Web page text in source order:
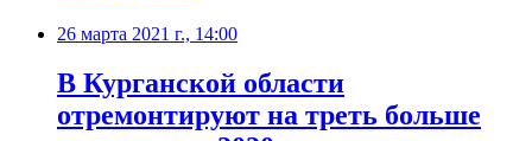
26 марта 2021 г., 14:00
В Курганской области
отремонтируют на треть больше